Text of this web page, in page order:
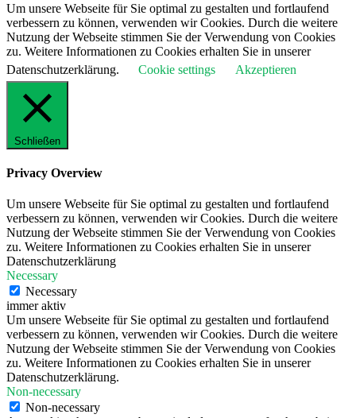
Um unsere Webseite für Sie optimal zu gestalten und fortlaufend
verbessern zu können, verwenden wir Cookies. Durch die weitere
Nutzung der Webseite stimmen Sie der Verwendung von Cookies
zu. Weitere Informationen zu Cookies erhalten Sie in unserer
Datenschutzerklärung.
Cookie settings Akzeptieren
Schließen
Privacy Overview
Um unsere Webseite für Sie optimal zu gestalten und fortlaufend
verbessern zu können, verwenden wir Cookies. Durch die weitere
Nutzung der Webseite stimmen Sie der Verwendung von Cookies
zu. Weitere Informationen zu Cookies erhalten Sie in unserer
Datenschutzerklärung
Necessary
Necessary
immer aktiv
Um unsere Webseite für Sie optimal zu gestalten und fortlaufend
verbessern zu können, verwenden wir Cookies. Durch die weitere
Nutzung der Webseite stimmen Sie der Verwendung von Cookies
zu. Weitere Informationen zu Cookies erhalten Sie in unserer
Datenschutzerklärung.
Non-necessary
Non-necessary